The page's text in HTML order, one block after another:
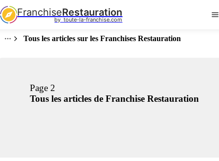
FranchiseRestauration
by  toute-la-franchise.com
Tous les articles sur les Franchises Restauration
Page 2
Tous les articles de Franchise Restauration